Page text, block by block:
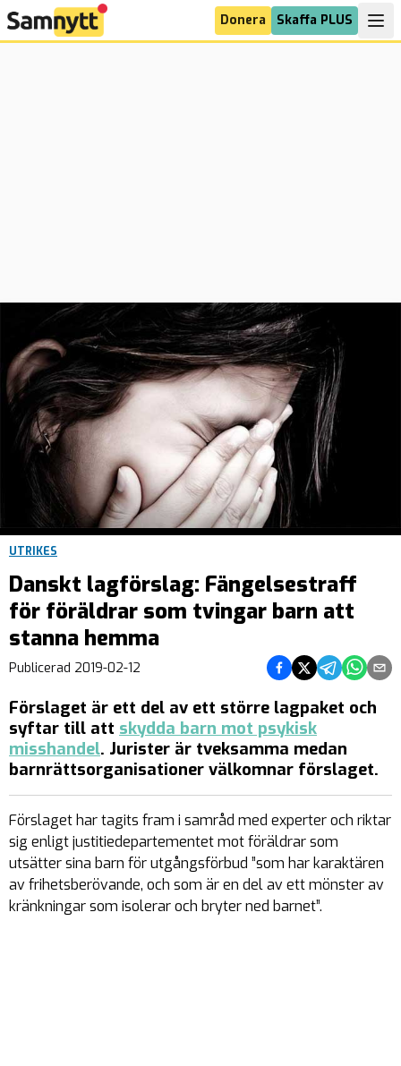
Donera Skaffa PLUS
UTRIKES
Danskt lagförslag: Fängelsestraff
för föräldrar som tvingar barn att
stanna hemma
Publicerad 2019-02-12 Dela på Facebook
Dela på Twitter
Dela påDela på
Dela
Förslaget är ett del av ett större lagpaket och
syftar till att skydda barn mot psykisk
misshandel. Jurister är tveksamma medan
barnrättsorganisationer välkomnar förslaget.
Förslaget har tagits fram i samråd med experter och riktar
sig enligt justitiedepartementet mot föräldrar som
utsätter sina barn för utgångsförbud ”som har karaktären
av frihetsberövande, och som är en del av ett mönster av
kränkningar som isolerar och bryter ned barnet”.